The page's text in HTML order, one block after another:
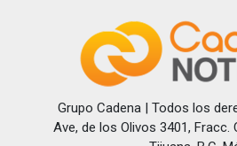
Grupo Cadena | Todos los
Ave, de los Olivos 3401, Fracc.